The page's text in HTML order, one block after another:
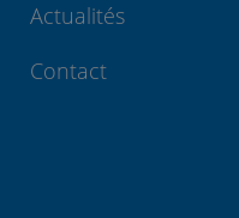
Actualités
Contact